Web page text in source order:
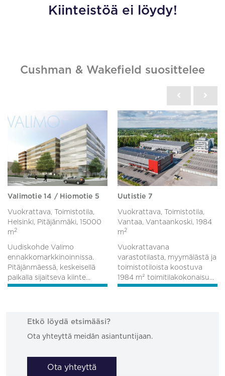
Kiinteistöä ei löydy!
Cushman & Wakefield suosittelee
Valimotie 14 / Hiomotie 5
Vuokrattava, Toimistotila,
Helsinki, Pitäjänmäki, 15000
m 2
Uudiskohde Valimo
ennakkomarkkinoinnissa.
Pitäjänmäessä, keskeisellä
paikalla sijaitseva kiinte...
Uutistie 7
Vuokrattava, Toimistotila,
Vantaa, Vantaankoski, 1984
m 2
Vuokrattavana
varastotilasta, myymälästä ja
toimistotiloista koostuva
1984 m² toimitilakokonaisu...
Etkö löydä etsimääsi?
Ota yhteyttä meidän asiantuntijaan.
Ota yhteyttä